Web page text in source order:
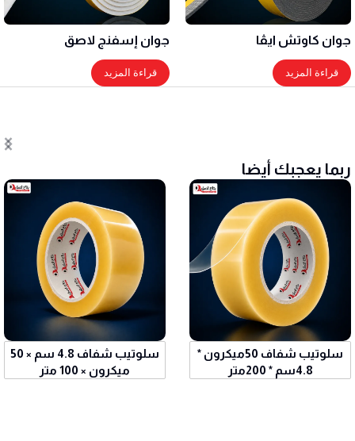
جوان كاوتش ايڤا
قراءة المزيد
جوان إسفنج لاصق
قراءة المزيد
ربما يعجبك أيضا
سلوتيب شفاف 50ميكرون *
4.8سم * 200متر
سلوتيب شفاف 4.8 سم × 50
ميكرون × 100 متر